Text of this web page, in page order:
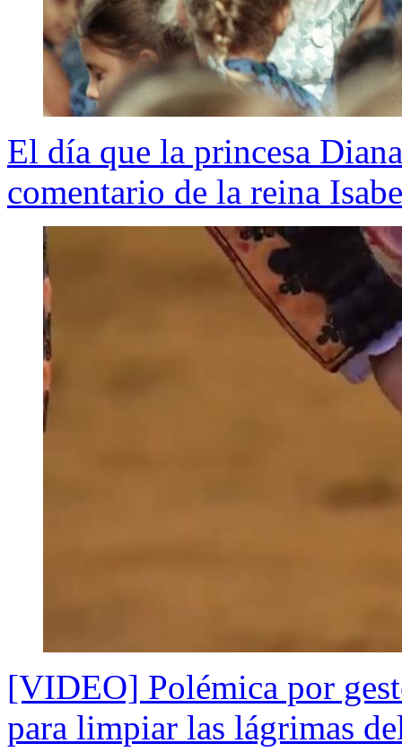
El día que la princesa
comentario de la reina
[VIDEO] Polémica por
para limpiar las lágrimas